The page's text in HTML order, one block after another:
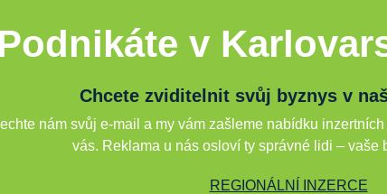
v
Chcete zviditelnit svůj byznys v
nám svůj e-mail a my vám zašleme nabídku
vás. Reklama u nás osloví ty správné lidi – vaše
REGIONÁLNÍ INZERCE